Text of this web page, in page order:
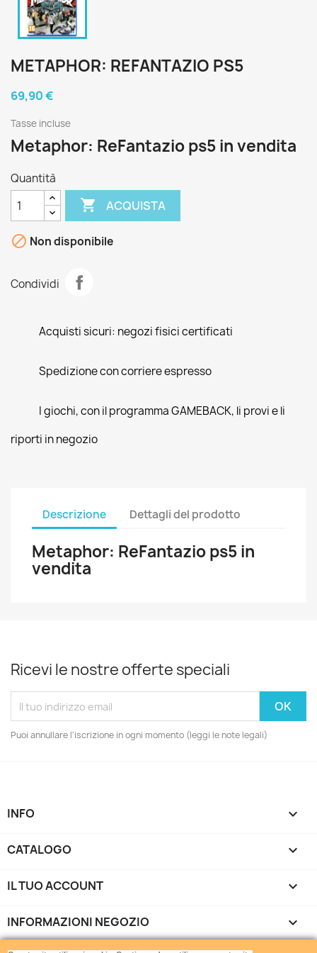
METAPHOR: REFANTAZIO PS5
69,90 €
Tasse incluse
Metaphor: ReFantazio ps5 in vendita
Quantità
 ACQUISTA
 Non disponibile
Condividi
Acquisti sicuri: negozi fisici certificati
Spedizione con corriere espresso
I giochi, con il programma GAMEBACK, li provi e li
riporti in negozio
Descrizione Dettagli del prodotto
Metaphor: ReFantazio ps5 in
vendita
Ricevi le nostre offerte speciali
Puoi annullare l'iscrizione in ogni momento (leggi le note legali)
INFO 
CATALOGO 
IL TUO ACCOUNT 
INFORMAZIONI NEGOZIO keyboard_arrow_down
Gamemania srls - Via di Torrevecchia 220 - 00168 Roma -